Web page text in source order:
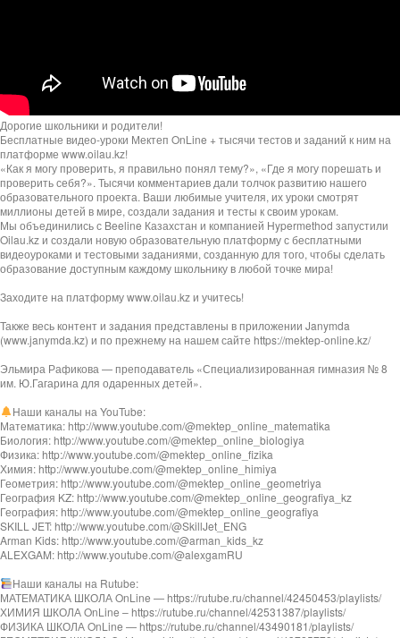
Дорогие школьники и родители!
Бесплатные видео-уроки Мектеп OnLine + тысячи тестов и заданий к ним на
платформе www.oilau.kz!
«Как я могу проверить, я правильно понял тему?», «Где я могу порешать и
проверить себя?». Тысячи комментариев дали толчок развитию нашего
образовательного проекта. Ваши любимые учителя, их уроки смотрят
миллионы детей в мире, создали задания и тесты к своим урокам.
Мы объединились с Beeline Казахстан и компанией Hypermethod запустили
Oilau.kz и создали новую образовательную платформу с бесплатными
видеоуроками и тестовыми заданиями, созданную для того, чтобы сделать
образование доступным каждому школьнику в любой точке мира!
Заходите на платформу www.oilau.kz и учитесь!
Также весь контент и задания представлены в приложении Janymda
(www.janymda.kz) и по прежнему на нашем сайте https://mektep-online.kz/
Эльмира Рафикова — преподаватель «Специализированная гимназия № 8
им. Ю.Гагарина для одаренных детей».
Наши каналы на YouTube:
Математика: http://www.youtube.com/@mektep_online_matematika
Биология: http://www.youtube.com/@mektep_online_biologiya
Физика: http://www.youtube.com/@mektep_online_fizika
Химия: http://www.youtube.com/@mektep_online_himiya
Геометрия: http://www.youtube.com/@mektep_online_geometriya
География KZ: http://www.youtube.com/@mektep_online_geografiya_kz
География: http://www.youtube.com/@mektep_online_geografiya
SKILL JET: http://www.youtube.com/@SkillJet_ENG
Arman Kids: http://www.youtube.com/@arman_kids_kz
ALEXGAM: http://www.youtube.com/@alexgamRU
Наши каналы на Rutube:
МАТЕМАТИКА ШКОЛА OnLine — https://rutube.ru/channel/42450453/playlists/
ХИМИЯ ШКОЛА OnLine – https://rutube.ru/channel/42531387/playlists/
ФИЗИКА ШКОЛА OnLine — https://rutube.ru/channel/43490181/playlists/